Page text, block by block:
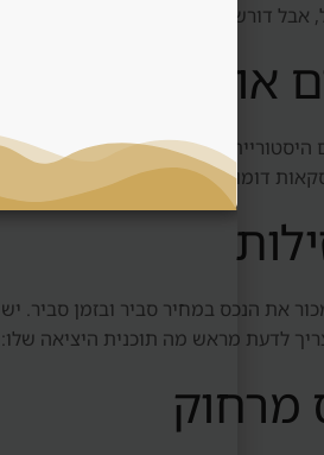
אבל דורש יותר הון ראשוני ולעיתים
או מוכר
מסירות, איכות בנייה,
דומות וזמן מכירה ממוצע. בלי
את הנכס במחיר סביר ובזמן
לדעת מראש מה תוכנית היציאה
מרחוק